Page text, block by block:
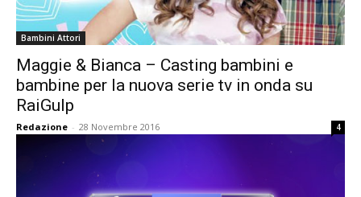
Bambini Attori
Maggie & Bianca – Casting bambini e
bambine per la nuova serie tv in onda su
RaiGulp
Redazione - 28 Novembre 2016 4